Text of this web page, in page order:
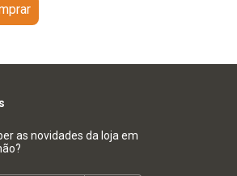
as novidades da loja em